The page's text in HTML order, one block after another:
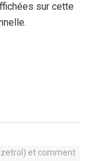
sur cette